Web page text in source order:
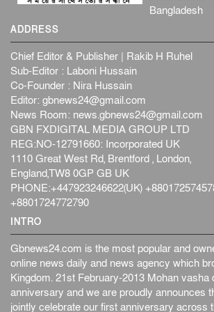
জনগণ পরিবর্তন চেয়েছে বলেই
বেনজীর আহমেদের সঙ্গে পরীমনির
মাহম...
জাতীয়
হরমুজ নিয়ে ইরান-মার্কিন চুক্তি হতে
আন্তর্জাতিক
পৃথিবীর দিকে আসছে বিধ্বংসী বস্তু,
হব...
আন্তর্জাতিক
আন্তর্জাতিক
Bangladesh
ADDRESS
Chief Editor & Publisher | Rakib H Ruhel
Sub-Editor : Laboni Hussain
Co-Founder : Nira Hussain
Editor: gbnews24@gmail.com
News Room: news.gbnews24@gmail.com
GBN FXDIGITAL MEDIA GROUP LTD
REG:NO-12791660: Incorporated UK
1110 Great West Rd, Brentford , London,
England,TW8 0GP GB UK
PHONE:+447923246622(UK)
+8801724772790
INTRO
Gbnews24.com is the most popular and
online news daily and news agency which
Kingdom. 21st February-2013 Mohan vasha
anniversary and we are proudly announces
jointly celebrate our first anniversary across